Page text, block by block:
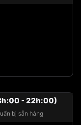
- 22h:00)
bị sẵn hàng